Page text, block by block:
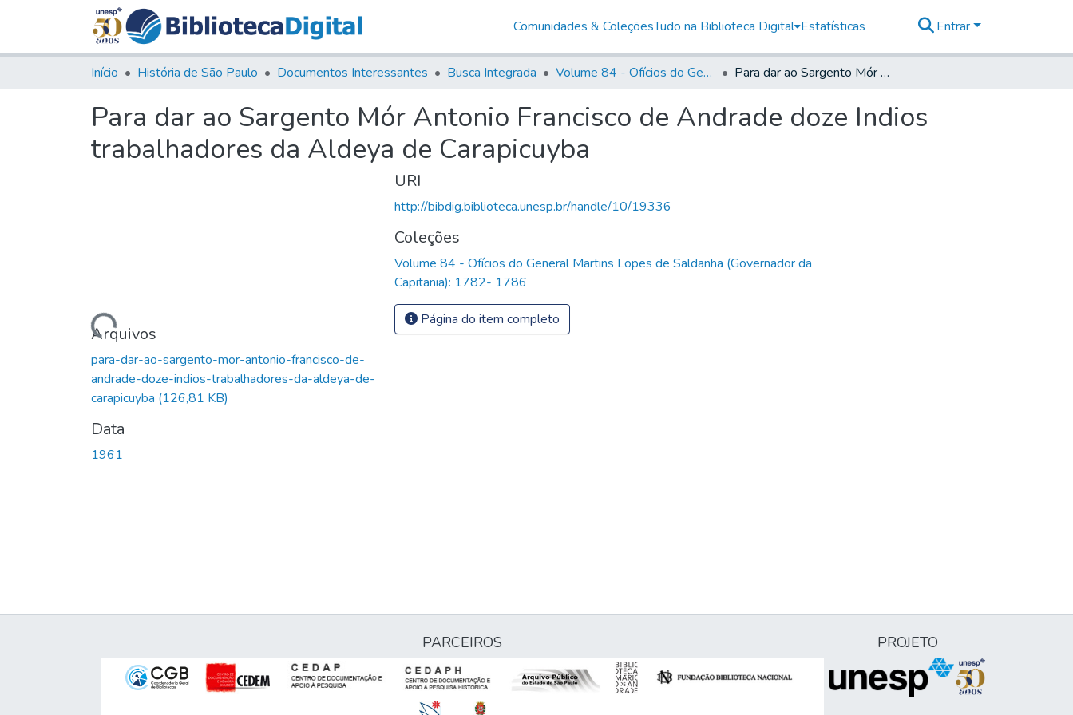
Comunidades & ColeçõesTudo na Biblioteca Digital Estatísticas Entrar
Início História de São Paulo Documentos Interessantes Busca Integrada Volume 84 - Ofícios do General Martins Lopes de Saldanha (Governador da Capitania): 1782- 1786 Para dar ao Sargento Mór Antonio Francisco de Andrade doze Indios trabalhadores da Aldeya de Carapicuyba
Para dar ao Sargento Mór Antonio Francisco de Andrade doze Indios
trabalhadores da Aldeya de Carapicuyba
Carregando...
Arquivos
para-dar-ao-sargento-mor-antonio-francisco-de-
andrade-doze-indios-trabalhadores-da-aldeya-de-
carapicuyba (126,81 KB)
Data
1961
URI
http://bibdig.biblioteca.unesp.br/handle/10/19336
Coleções
Volume 84 - Ofícios do General Martins Lopes de Saldanha (Governador da
Capitania): 1782- 1786
Página do item completo
PARCEIROS PROJETO